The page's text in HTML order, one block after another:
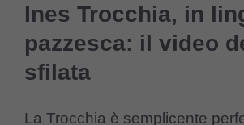
Ines Trocchia, in
pazzesca: il video
sfilata
La Trocchia è semplicente